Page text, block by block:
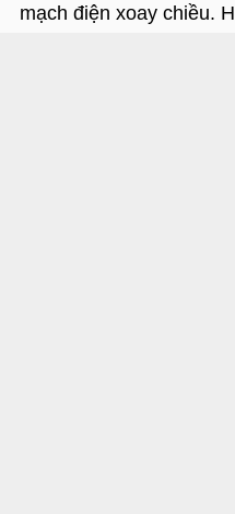
mạch điện xoay chiều.